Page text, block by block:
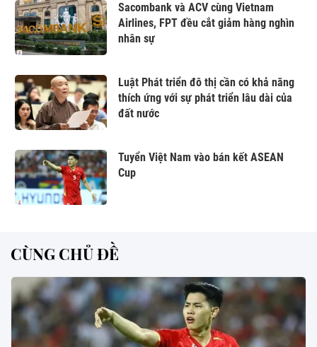
Sacombank và ACV cùng Vietnam
Airlines, FPT đều cắt giảm hàng nghìn
nhân sự
Luật Phát triển đô thị cần có khả năng
thích ứng với sự phát triển lâu dài của
đất nước
Tuyển Việt Nam vào bán kết ASEAN
Cup
CÙNG CHỦ ĐỀ